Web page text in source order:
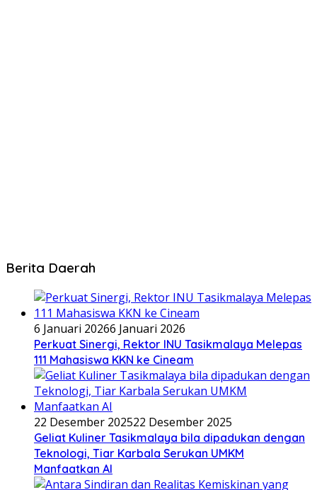
Berita Daerah
6 Januari 20266 Januari 2026
Perkuat Sinergi, Rektor INU Tasikmalaya Melepas
111 Mahasiswa KKN ke Cineam
22 Desember 202522 Desember 2025
Geliat Kuliner Tasikmalaya bila dipadukan dengan
Teknologi, Tiar Karbala Serukan UMKM
Manfaatkan AI